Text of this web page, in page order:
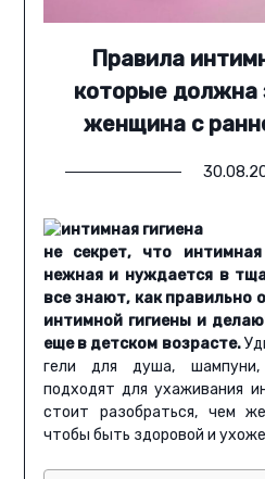
Правила
которые должна
женщина с
не секрет, что
нежная и нуждается в
все знают, как правильно
интимной гигиены и
еще в детском возрасте.
гели для душа,
подходят для ухаживания
стоит разобраться, чем
чтобы быть здоровой и